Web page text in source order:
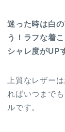
迷った時は白
う！ラフな着
シャレ度がUP
上質なレザー
ればいつまで
ルです。